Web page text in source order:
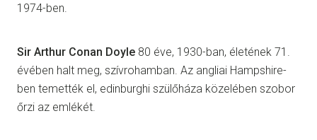
1974-ben.
Sir Arthur Conan Doyle 80 éve, 1930-ban, életének 71.
évében halt meg, szívrohamban. Az angliai Hampshire-
ben temették el, edinburghi szülőháza közelében szobor
őrzi az emlékét.